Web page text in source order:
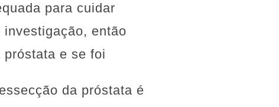
para cuidar
então
e se foi
da próstata é